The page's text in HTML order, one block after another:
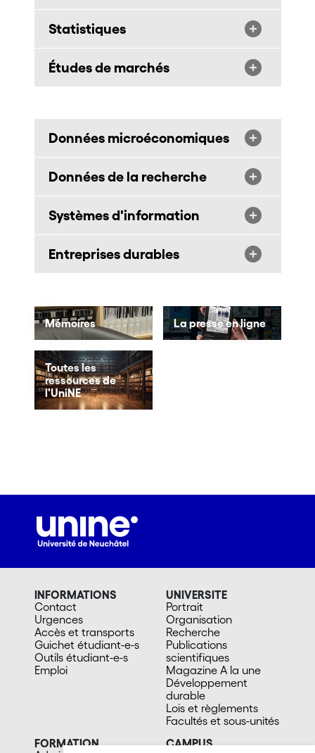
Statistiques
Études de marchés
Données microéconomiques
Données de la recherche
Systèmes d'information
Entreprises durables
Mémoires La presse en ligne
Toutes les
ressources de
l'UniNE
INFORMATIONS
Contact
Urgences
Accès et transports
Guichet étudiant-e-s
Outils étudiant-e-s
Emploi
UNIVERSITE
Portrait
Organisation
Recherche
Publications
scientifiques
Magazine A la une
Développement
durable
Lois et règlements
Facultés et sous-unités
FORMATION
CAMPUS